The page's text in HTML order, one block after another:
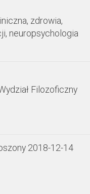
zdrowia,
neuropsychologia
Filozoficzny
2018-12-14